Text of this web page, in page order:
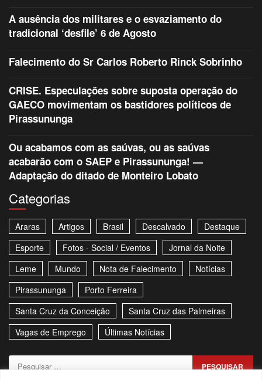
A ausência dos militares e o esvaziamento do
tradicional ‘desfile’ 6 de Agosto
Falecimento do Sr Carlos Roberto Rinck Sobrinho
CRISE. Especulações sobre suposta operação do
GAECO movimentam os bastidores políticos de
Pirassununga
Ou acabamos com as saúvas, ou as saúvas
acabarão com o SAEP e Pirassununga! —
Adaptação do ditado de Monteiro Lobato
Categorias
Araras Artigos Brasil Descalvado
Destaque
Esporte
Fotos - Social / Eventos
Jornal da Noite
Leme
Mundo Nota de Falecimento
Notícias
Pirassununga
Porto Ferreira
Santa Cruz da Conceição
Santa Cruz das Palmeiras
Vagas de Emprego
Últimas Notícias
Pesquisar